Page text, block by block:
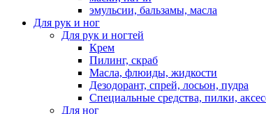
эмульсии, бальзамы, масла
Для рук и ног
Для рук и ногтей
Крем
Пилинг, скраб
Масла, флюиды, жидкости
Дезодорант, спрей, лосьон, пудра
Специальные средства, пилки,
Для ног